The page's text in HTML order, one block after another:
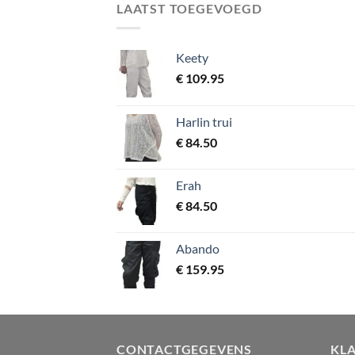
LAATST TOEGEVOEGD
Keety
€ 109.95
Harlin trui
€84.50
Erah
€84.50
Abando
€ 159.95
CONTACTGEGEVENS